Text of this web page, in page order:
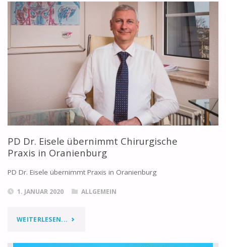
PD Dr. Eisele übernimmt Chirurgische
Praxis in Oranienburg
PD Dr. Eisele übernimmt Praxis in Oranienburg
1. JANUAR 2020 ALLGEMEIN
WEITERLESEN...